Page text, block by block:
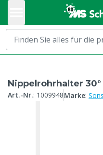
Nippelrohrhalter 30°
Art.-Nr.: 1009948Marke: